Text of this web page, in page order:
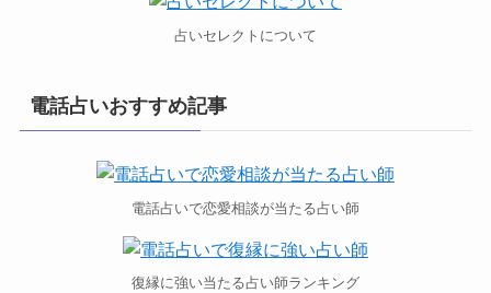
占いセレクトについて
電話占いおすすめ記事
電話占いで恋愛相談が当たる占い師
復縁に強い当たる占い師ランキング